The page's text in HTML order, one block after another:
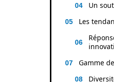
Un
Les
Gamme